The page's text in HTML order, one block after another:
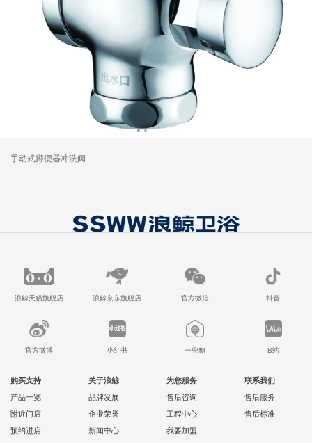
手动式蹲便器冲洗阀
浪鲸天猫旗舰店 浪鲸京东旗舰店 官方微信 抖音
官方微博 小红书 一兜糖 B站
购买支持
产品一览
附近门店
预约进店
关于浪鲸
品牌发展
企业荣誉
新闻中心
为您服务
售后咨询
工程中心
我要加盟
联系我们
售后服务
售后标准